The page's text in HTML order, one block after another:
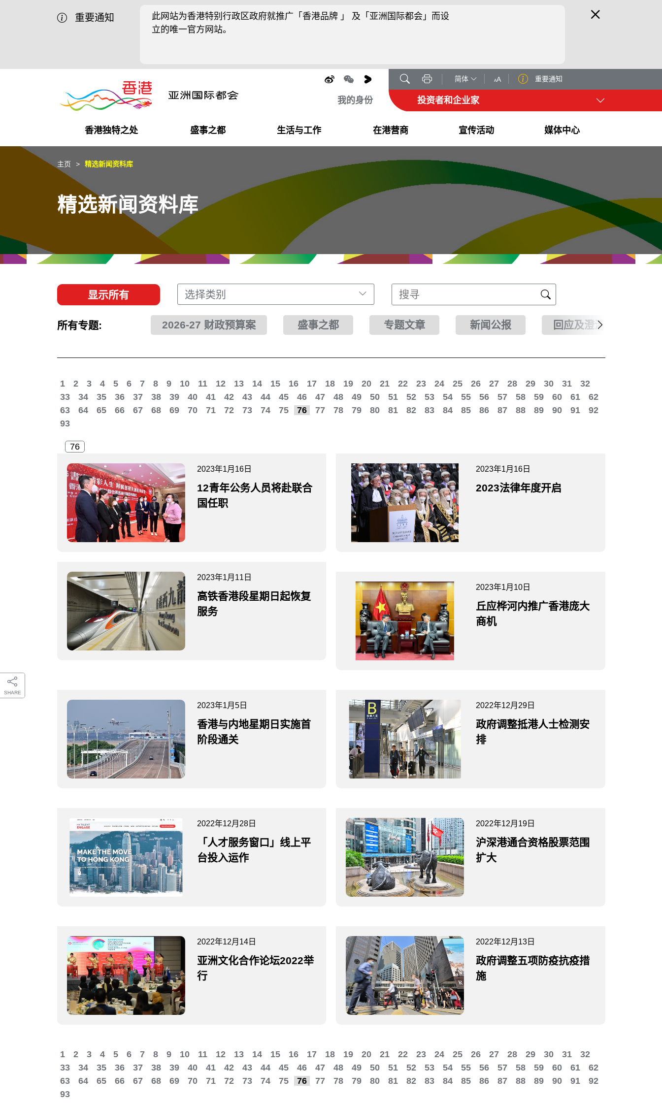
重要通知
此网站为香港特别行政区政府就推广「香港品牌 」 及「亚洲国际都会」而设
立的唯一官方网站。
简体 重要通知
我的身份 投资者和企业家
香港独特之处
商业机遇
独特优势
盛事之都
盛事之都
最新活动精选
生活与工作
在港工作
都会生活
在港营商
在港创业
初创企业
宣传活动
推广香港@中国内地
推广香港@中东
推广香港@粤港澳大湾区
媒体中心
最新资讯
媒体资讯
SHARE
主页 精选新闻资料库
精选新闻资料库
显示所有 选择类别
所有专题: 2026-27 财政预算案 盛事之都 专题文章 新闻公报 回应及澄清
1 2 3 4 5 6 7 8 9 10 11 12 13 14 15 16 17 18 19 20 21 22 23 24 25 26 27 28 29 30 31
32
33
34 35 36 37 38 39 40 41 42 43 44 45 46 47 48 49 50 51 52 53 54 55 56 57 58 59 60 61
62
63
64 65 66 67 68 69 70 71 72 73 74 75 76 77 78 79 80 81 82 83 84 85 86 87 88 89 90 91
92
93
2023年1月16日
12青年公务人员将赴联合
国任职
2023年1月16日
2023法律年度开启
2023年1月11日
高铁香港段星期日起恢复
服务
2023年1月10日
丘应桦河内推广香港庞大
商机
2023年1月5日
香港与内地星期日实施首
阶段通关
2022年12月29日
政府调整抵港人士检测安
排
2022年12月28日
「人才服务窗口」线上平
台投入运作
2022年12月19日
沪深港通合资格股票范围
扩大
2022年12月14日
亚洲文化合作论坛2022举
行
2022年12月13日
政府调整五项防疫抗疫措
施
1 2 3 4 5 6 7 8 9 10 11 12 13 14 15 16 17 18 19 20 21 22 23 24 25 26 27 28 29 30 31
32
33
34 35 36 37 38 39 40 41 42 43 44 45 46 47 48 49 50 51 52 53 54 55 56 57 58 59 60 61
62
63
64 65 66 67 68 69 70 71 72 73 74 75 76 77 78 79 80 81 82 83 84 85 86 87 88 89 90 91
92
93